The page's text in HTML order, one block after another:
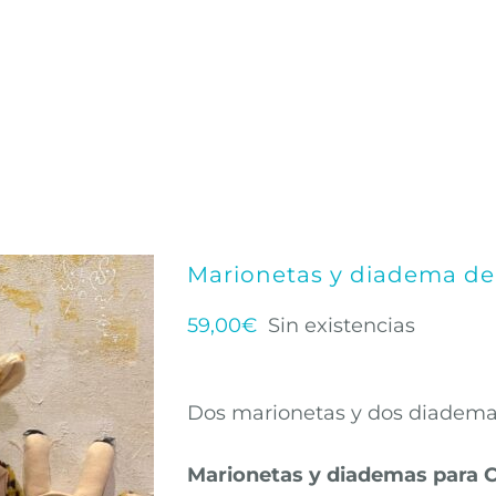
Marionetas y diadema
59,00€ Sin existencias
Dos marionetas y dos
Marionetas y diademas para